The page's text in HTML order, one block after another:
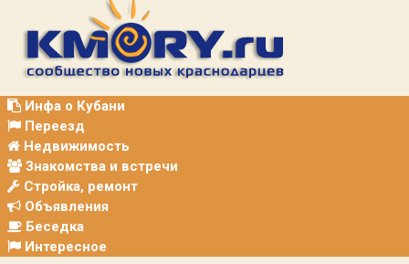
Инфа о Кубани
Переезд
Недвижимость
Знакомства и встречи
Стройка, ремонт
Объявления
Беседка
Интересное